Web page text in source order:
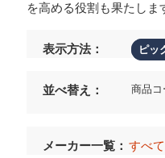
を高める役割も果たしま
表示方法： ピッ
並べ替え： 商品コ
メーカー一覧： すべて